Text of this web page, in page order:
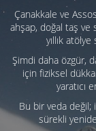
Çanakkale ve
ahşap, doğal taş ve
yıllık
Şimdi daha özgür,
için fiziksel
yaratıcı
Bu bir veda değil;
sürekli